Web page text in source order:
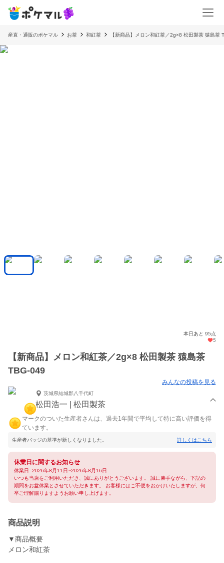
産直・通販のポケマル お茶 和紅茶 【新商品】メロン和紅茶／2g×8 松田製茶 猿島茶
本日あと 95点
5
【新商品】メロン和紅茶／2g×8 松田製茶 猿島茶
TBG-049
みんなの投稿を見る
茨城県結城郡八千代町
松田浩一 | 松田製茶
マークのついた生産者さんは、過去1年間で平均して特に高い評価を得
ています。
生産者バッジの基準が新しくなりました。 詳しくはこちら
休業日に関するお知らせ
休業日: 2026年8月11日~2026年8月16日
いつも当店をご利用いただき、誠にありがとうございます。 誠に勝手ながら、下記の
期間をお盆休業とさせていただきます。 お客様にはご不便をおかけいたしますが、何
卒ご理解賜りますようお願い申し上げます。
商品説明
▼商品概要
メロン和紅茶